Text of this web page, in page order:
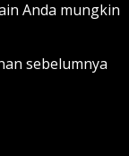
Anda mungkin
sebelumnya